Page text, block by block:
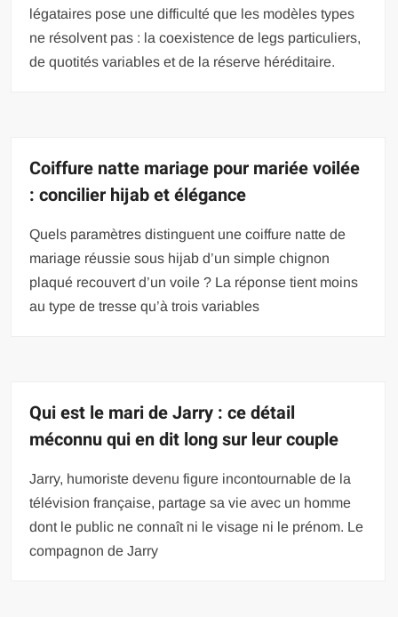
légataires pose une difficulté que les modèles types
ne résolvent pas : la coexistence de legs particuliers,
de quotités variables et de la réserve héréditaire.
Coiffure natte mariage pour mariée voilée
: concilier hijab et élégance
Quels paramètres distinguent une coiffure natte de
mariage réussie sous hijab d’un simple chignon
plaqué recouvert d’un voile ? La réponse tient moins
au type de tresse qu’à trois variables
Qui est le mari de Jarry : ce détail
méconnu qui en dit long sur leur couple
Jarry, humoriste devenu figure incontournable de la
télévision française, partage sa vie avec un homme
dont le public ne connaît ni le visage ni le prénom. Le
compagnon de Jarry